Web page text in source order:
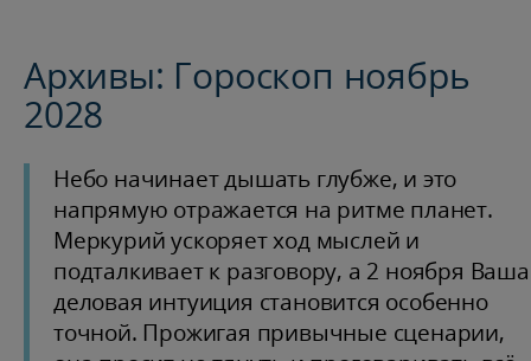
Архивы: Гороскоп ноябрь
2028
Небо начинает дышать глубже, и это
напрямую отражается на ритме планет.
Меркурий ускоряет ход мыслей и
подталкивает к разговору, а 2 ноября Ваша
деловая интуиция становится особенно
точной. Прожигая привычные сценарии,